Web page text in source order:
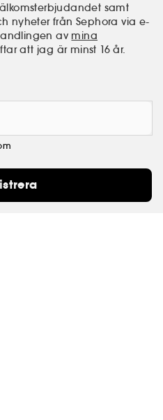
samt
nyheter från Sephora via e-
av mina
att jag är minst 16 år.